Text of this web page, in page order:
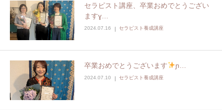
セラピスト講座、卒業おめでとうござい
ますɣ…
2024.07.16 セラピスト養成講座
卒業おめでとうございます ɲ…
2024.07.10 セラピスト養成講座